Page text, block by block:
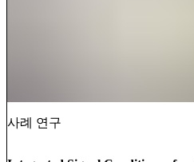
사례 연구